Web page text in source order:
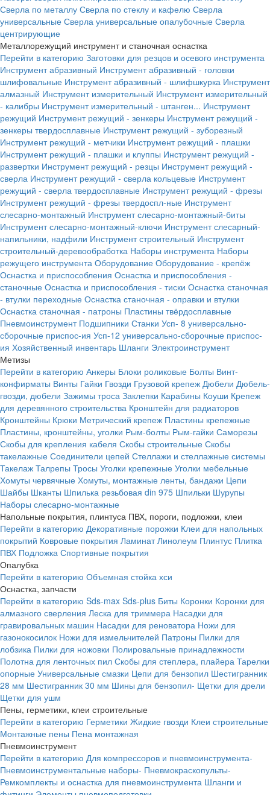
Сверла по металлу Сверла по стеклу и кафелю Сверла
универсальные Сверла универсальные опалубочные Сверла
центрирующие
Металлорежущий инструмент и станочная оснастка
Перейти в категорию Заготовки для резцов и осевого инструмента
Инструмент абразивный Инструмент абразивный - головки
шлифовальные Инструмент абразивный - шлифшкурка Инструмент
алмазный Инструмент измерительный Инструмент измерительный
- калибры Инструмент измерительный - штанген... Инструмент
режущий Инструмент режущий - зенкеры Инструмент режущий -
зенкеры твердосплавные Инструмент режущий - зуборезный
Инструмент режущий - метчики Инструмент режущий - плашки
Инструмент режущий - плашки и клуппы Инструмент режущий -
развертки Инструмент режущий - резцы Инструмент режущий -
сверла Инструмент режущий - сверла кольцевые Инструмент
режущий - сверла твердосплавные Инструмент режущий - фрезы
Инструмент режущий - фрезы твердоспл-ные Инструмент
слесарно-монтажный Инструмент слесарно-монтажный-биты
Инструмент слесарно-монтажный-ключи Инструмент слесарный-
напильники, надфили Инструмент строительный Инструмент
строительный-деревообработка Наборы инструмента Наборы
режущего инструмента Оборудование Оборудование - крепёж
Оснастка и приспособления Оснастка и приспособления -
станочные Оснастка и приспособления - тиски Оснастка станочная
- втулки переходные Оснастка станочная - оправки и втулки
Оснастка станочная - патроны Пластины твёрдосплавные
Пневмоинструмент Подшипники Станки Усп- 8 универсально-
сборочные приспос-ия Усп-12 универсально-сборочные приспос-
ия Хозяйственный инвентарь Шланги Электроинструмент
Метизы
Перейти в категорию Анкеры Блоки роликовые Болты Винт-
конфирматы Винты Гайки Гвозди Грузовой крепеж Дюбели Дюбель-
гвозди, дюбели Зажимы троса Заклепки Карабины Коуши Крепеж
для деревянного строительства Кронштейн для радиаторов
Кронштейны Крюки Метрический крепеж Пластины крепежные
Пластины, кронштейны, уголки Рым-болты Рым-гайки Саморезы
Скобы для крепления кабеля Скобы строительные Скобы
такелажные Соединители цепей Стеллажи и стеллажные системы
Такелаж Талрепы Тросы Уголки крепежные Уголки мебельные
Хомуты червячные Хомуты, монтажные ленты, бандажи Цепи
Шайбы Шканты Шпилька резьбовая din 975 Шпильки Шурупы
Наборы слесарно-монтажные
Напольные покрытия, плинтуса ПВХ, пороги, подложки, клеи
Перейти в категорию Декоративные порожки Клеи для напольных
покрытий Ковровые покрытия Ламинат Линолеум Плинтус Плитка
ПВХ Подложка Спортивные покрытия
Опалубка
Перейти в категорию Объемная стойка хси
Оснастка, запчасти
Перейти в категорию Sds-max Sds-plus Биты Коронки Коронки для
алмазного сверления Леска для триммера Насадки для
гравировальных машин Насадки для реноватора Ножи для
газонокосилок Ножи для измельчителей Патроны Пилки для
лобзика Пилки для ножовки Полировальные принадлежности
Полотна для ленточных пил Скобы для степлера, плайера Тарелки
опорные Универсальные смазки Цепи для бензопил Шестигранник
28 мм Шестигранник 30 мм Шины для бензопил- Щетки для дрели
Щетки для ушм
Пены, герметики, клеи строительные
Перейти в категорию Герметики Жидкие гвозди Клеи строительные
Монтажные пены Пена монтажная
Пневмоинструмент
Перейти в категорию Для компрессоров и пневмоинструмента-
Пневмоинструментальные наборы- Пневмокраскопульты-
Ремкомплекты и оснастка для пневмоинструмента Шланги и